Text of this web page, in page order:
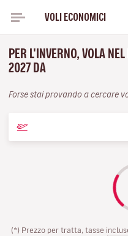
VOLI ECONOMICI
PER L'INVERNO, VOLA
2027 DA
Forse stai provando a cercare
(*) Prezzo per tratta, tasse